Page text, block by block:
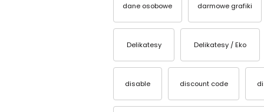
dane osobowe darmowe grafiki
Delikatesy Delikatesy / Eko
disable discount code